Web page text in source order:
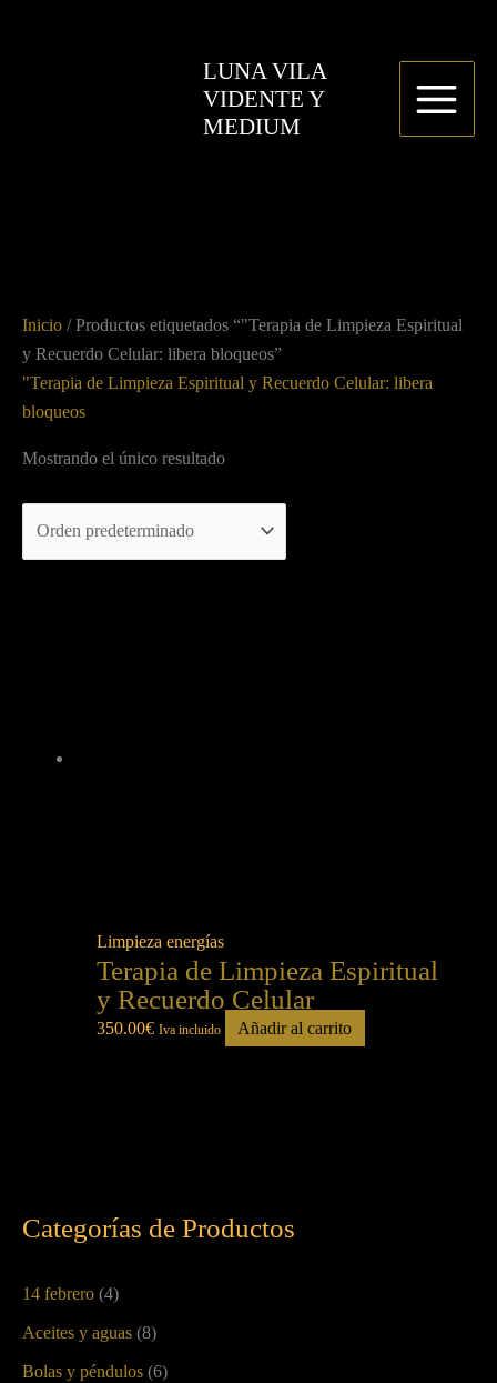
LUNA VILA
VIDENTE Y
MEDIUM
Categorías de Productos
14 febrero (4)
Aceites y aguas (8)
Bolas y péndulos (6)
Inicio / Productos etiquetados “"Terapia de Limpieza Espiritual
y Recuerdo Celular: libera bloqueos”
"Terapia de Limpieza Espiritual y Recuerdo Celular: libera
bloqueos
Mostrando el único resultado
Limpieza energías
Terapia de Limpieza Espiritual
y Recuerdo Celular
350.00€ Iva incluido Añadir al carrito